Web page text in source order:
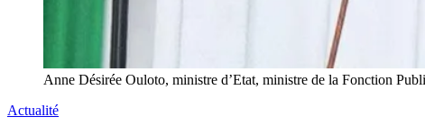
Anne Désirée Ouloto, ministre d’Etat, ministre de la Fonction
Actualité